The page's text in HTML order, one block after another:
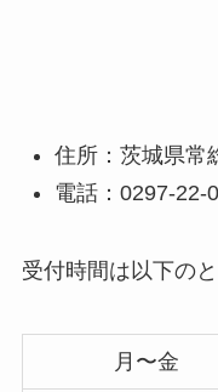
住所：茨城県常
電話：0297-22-
受付時間は以下のと
月〜金